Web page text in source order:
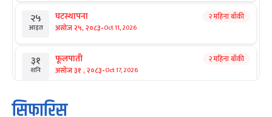
२५
आइत
घटस्थापना
असोज २५, २०८३-Oct 11, 2026
२ महिना बाँकी
३१
शनि
फूलपाती
असोज ३१ , २०८३-Oct 17, 2026
२ महिना बाँकी
१
आइत
कार्तिक सङ्क्रान्ति
कार्तिक १, २०८३
सिफारिस